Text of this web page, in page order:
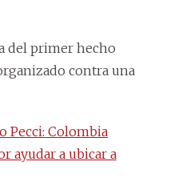
del primer hecho
contra una
Pecci: Colombia
ayudar a ubicar a